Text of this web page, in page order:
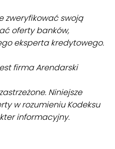
zweryfikować swoją
oferty banków,
eksperta kredytowego.
firma Arendarski
Niniejsze
w rozumieniu Kodeksu
informacyjny.